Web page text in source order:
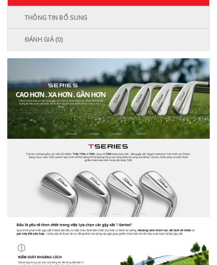
THÔNG TIN BỔ SUNG
ĐÁNH GIÁ (0)